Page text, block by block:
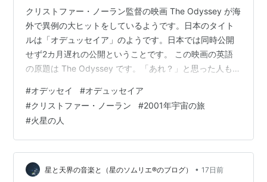
クリストファー・ノーラン監督の映画 The Odyssey が海
外で異例の大ヒットをしているようです。日本のタイト
ルは「オデュッセイア」のようです。日本では同時公開
せず2カ月遅れの公開ということです。 この映画の英語
の原題は The Odyssey です。「あれ？」と思った人もい
リドリー・スコット監督の SF 映画 (2015) のタイトルで
す。日本の配給会社がつけた独自タイトルです。あの映
画の原題は The Martian (マーシャン) です。ノーラン監
督の映画には同じタイトルは使えなかったのでしょう。
さらに悪いことに、どちらも主演はマット…
#オデッセイ #オデュッセイア
#クリストファー・ノーラン #2001年宇宙の旅
#火星の人
星と天界の音楽と（星のソムリエ®のブログ） • 17日前